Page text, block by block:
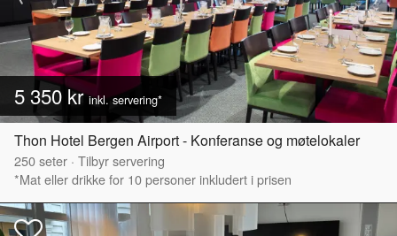
5 350 krinkl. servering*
Thon Hotel Bergen Airport - Konferanse og møtelokaler
250seter · Tilbyr servering
*Mat eller drikke for 10 personer inkludert i prisen